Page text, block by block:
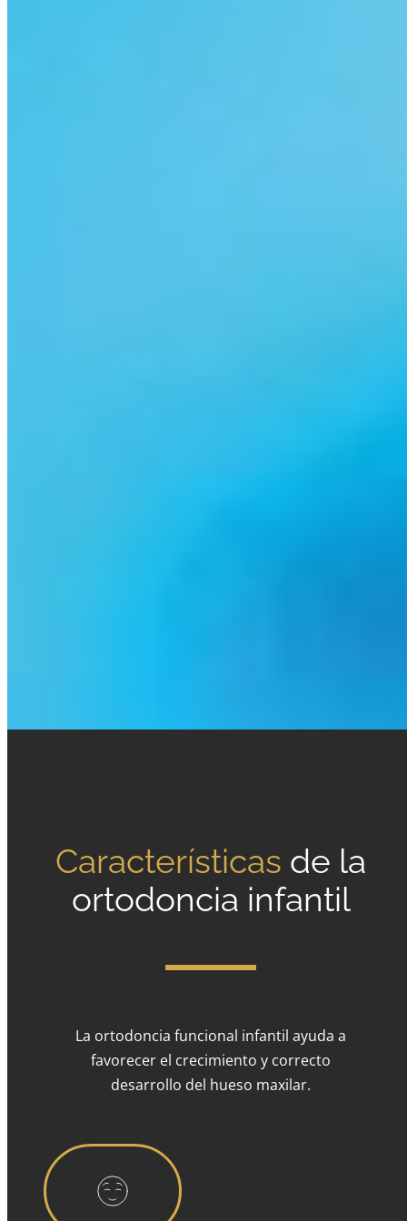
Características de la
ortodoncia infantil
La ortodoncia funcional infantil ayuda a
favorecer el crecimiento y correcto
desarrollo del hueso maxilar.